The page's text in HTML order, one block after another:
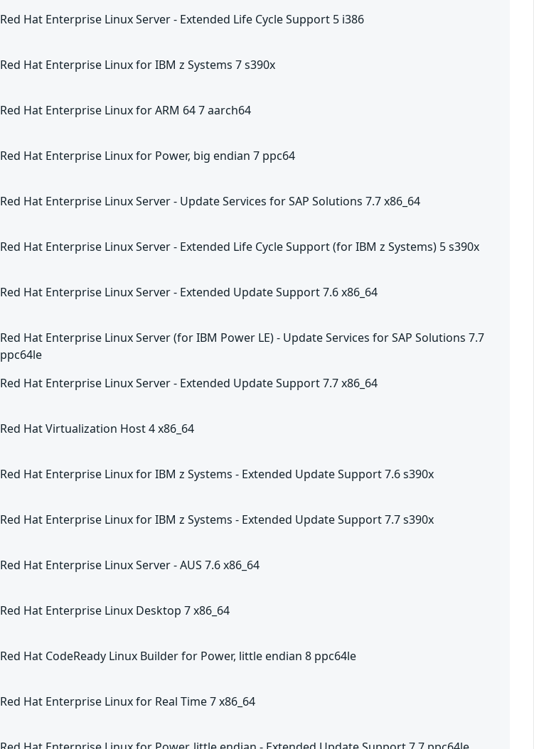
Red Hat Enterprise Linux Server - Extended Life Cycle Support 5 i386
Red Hat Enterprise Linux for IBM z Systems 7 s390x
Red Hat Enterprise Linux for ARM 64 7 aarch64
Red Hat Enterprise Linux for Power, big endian 7 ppc64
Red Hat Enterprise Linux Server - Update Services for SAP Solutions 7.7 x86_64
Red Hat Enterprise Linux Server - Extended Life Cycle Support (for IBM z Systems) 5 s390x
Red Hat Enterprise Linux Server - Extended Update Support 7.6 x86_64
Red Hat Enterprise Linux Server (for IBM Power LE) - Update Services for SAP Solutions 7.7
ppc64le
Red Hat Enterprise Linux Server - Extended Update Support 7.7 x86_64
Red Hat Virtualization Host 4 x86_64
Red Hat Enterprise Linux for IBM z Systems - Extended Update Support 7.6 s390x
Red Hat Enterprise Linux for IBM z Systems - Extended Update Support 7.7 s390x
Red Hat Enterprise Linux Server - AUS 7.6 x86_64
Red Hat Enterprise Linux Desktop 7 x86_64
Red Hat CodeReady Linux Builder for Power, little endian 8 ppc64le
Red Hat Enterprise Linux for Real Time 7 x86_64